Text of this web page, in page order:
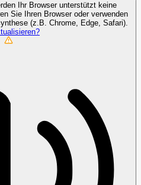
Ihr Browser unterstützt keine
Sie Ihren Browser oder verwenden
(z.B. Chrome, Edge, Safari).